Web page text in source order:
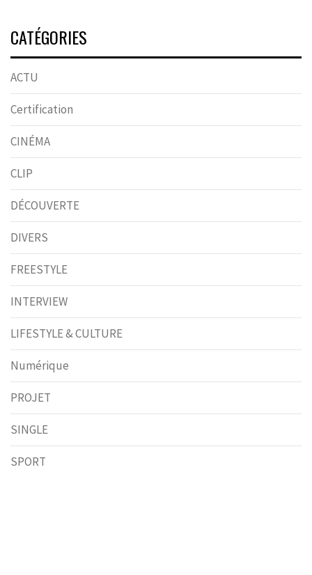
CATÉGORIES
ACTU
Certification
CINÉMA
CLIP
DÉCOUVERTE
DIVERS
FREESTYLE
INTERVIEW
LIFESTYLE & CULTURE
Numérique
PROJET
SINGLE
SPORT